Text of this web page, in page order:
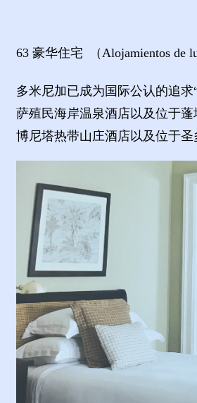
63 豪华住宅 （ Alojamientos de
多米尼加已成为国际公认的追求
萨殖民海岸温泉酒店以及位于
博尼塔热带山庄酒店以及位于